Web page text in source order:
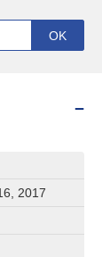
2017